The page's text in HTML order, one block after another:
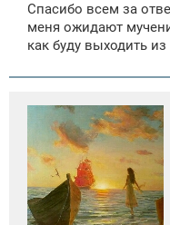
Спасибо всем за
меня ожидают
как буду выходить